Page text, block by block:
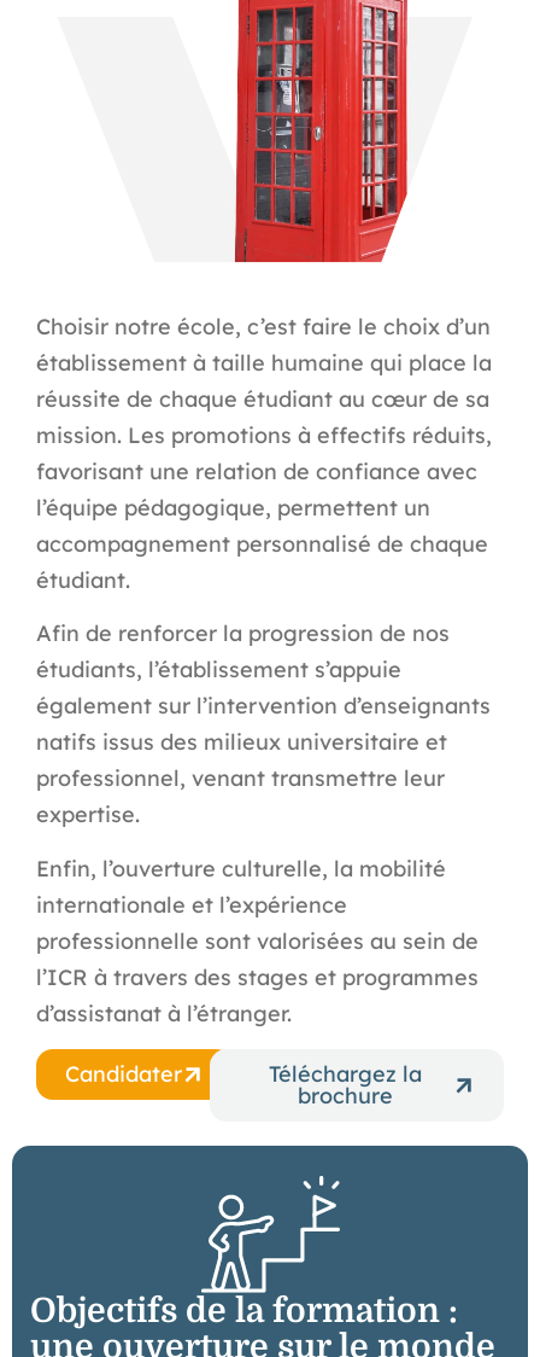
Choisir notre école, c’est faire le choix d’un
établissement à taille humaine qui place la
réussite de chaque étudiant au cœur de sa
mission. Les promotions à effectifs réduits,
favorisant une relation de confiance avec
l’équipe pédagogique, permettent un
accompagnement personnalisé de chaque
étudiant.
Afin de renforcer la progression de nos
étudiants, l’établissement s’appuie
également sur l’intervention d’enseignants
natifs issus des milieux universitaire et
professionnel, venant transmettre leur
expertise.
Enfin, l’ouverture culturelle, la mobilité
internationale et l’expérience
professionnelle sont valorisées au sein de
l’ICR à travers des stages et programmes
d’assistanat à l’étranger.
Candidater Téléchargez la
brochure
Objectifs de la formation :
une ouverture sur le monde